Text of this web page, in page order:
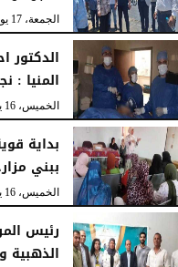
الجمعة، 17 يوليو 2026
المنيا :
الخميس، 16 يوليو 2026
بداية
ببني
الخميس، 16 يوليو 2026
رئيس
الذهبية